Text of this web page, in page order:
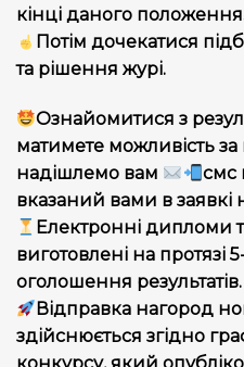
кінці даного
Потім дочекатися
та рішення журі.
Ознайомитися з
матимете можливість
надішлемо вам
смс
вказаний вами в
Електронні дипломи
виготовлені на протязі
оголошення результатів.
Відправка нагород
здійснюється згідно